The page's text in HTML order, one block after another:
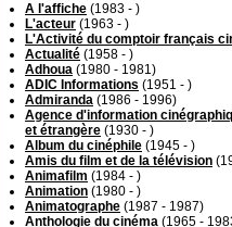
A l'affiche (1983 - )
L'acteur (1963 - )
L'Activité du comptoir français
Actualité (1958 - )
Adhoua (1980 - 1981)
ADIC Informations (1951 - )
Admiranda (1986 - 1996)
Agence d'information
et étrangère (1930 - )
Album du cinéphile (1945 - )
Amis du film et de la télévision
Animafilm (1984 - )
Animation (1980 - )
Animatographe (1987 - 1987)
Anthologie du cinéma (1965 -